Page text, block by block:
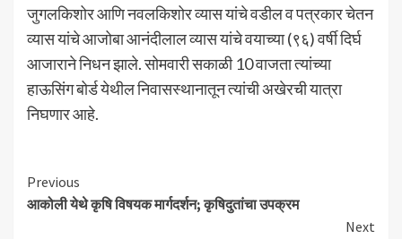
जुगलकिशोर आणि नवलकिशोर व्यास यांचे वडील व पत्रकार चेतन
व्यास यांचे आजोबा आनंदीलाल व्यास यांचे वयाच्या (९६) वर्षी दिर्घ
आजाराने निधन झाले. सोमवारी सकाळी 10 वाजता त्यांच्या
हाऊसिंग बोर्ड येथील निवासस्थानातून त्यांची अखेरची यात्रा
निघणार आहे.
Continue
Reading
Previous
आकोली येथे कृषि विषयक मार्गदर्शन; कृषिदुतांचा उपक्रम
Next